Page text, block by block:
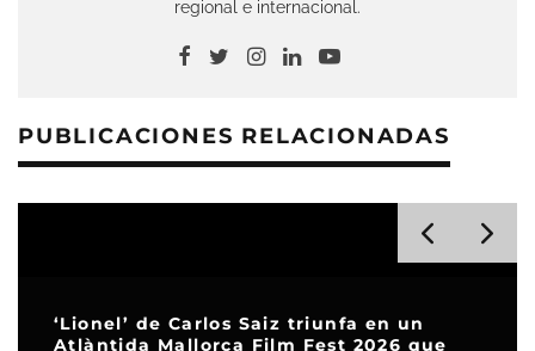
regional e internacional.
PUBLICACIONES RELACIONADAS
‘Lionel’ de Carlos Saiz triunfa en un
Atlàntida Mallorca Film Fest 2026 que